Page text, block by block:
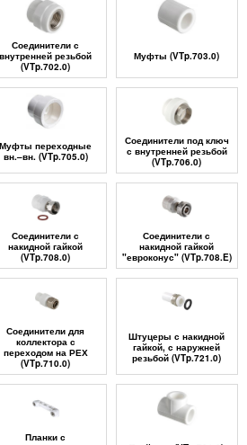
Соединители с
внутренней резьбой
(VTp.702.0)
Муфты (VTp.703.0)
Муфты переходные
вн.–вн. (VTp.705.0)
Соединители под ключ
с внутренней резьбой
(VTp.706.0)
Соединители с
накидной гайкой
(VTp.708.0)
Соединители с
накидной гайкой
"евроконус" (VTp.708.E)
Соединители для
коллектора с
переходом на РЕХ
(VTp.710.0)
Штуцеры с накидной
гайкой, с наружней
резьбой (VTp.721.0)
Планки с